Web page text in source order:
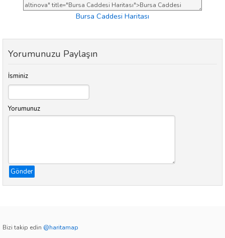
Bursa Caddesi Haritası
Yorumunuzu Paylaşın
İsminiz
Yorumunuz
Gönder
Bizi takip edin @haritamap